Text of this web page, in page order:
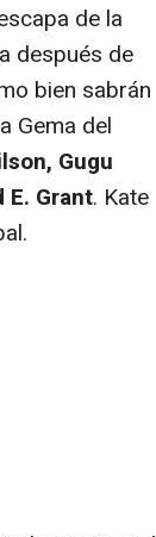
de la
después de
bien sabrán
Gema del
Gugu
E. Grant. Kate